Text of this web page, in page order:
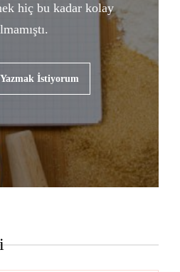
hiç bu kadar kolay
İstiyorum